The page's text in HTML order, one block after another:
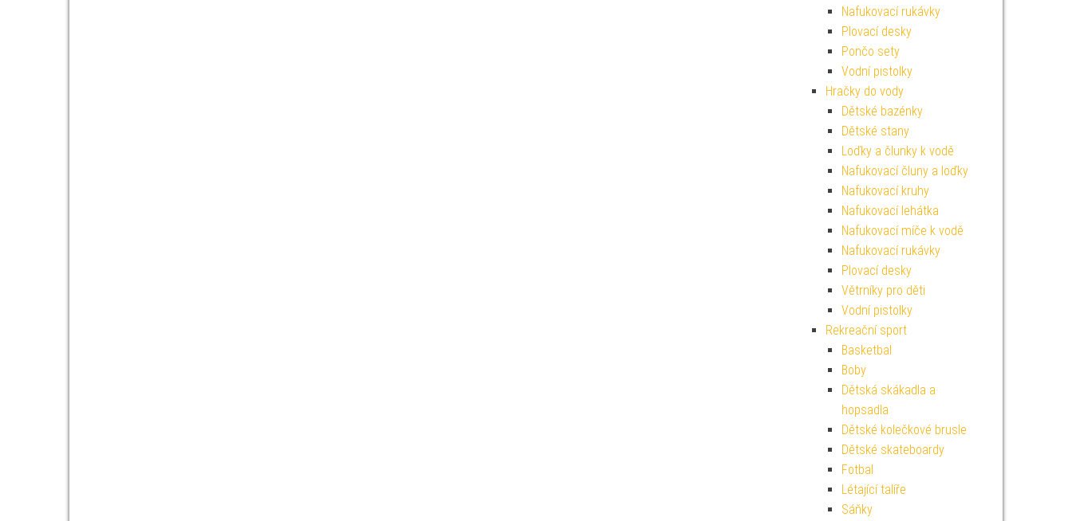
Nafukovací rukávky
Plovací desky
Pončo sety
Vodní pistolky
Hračky do vody
Dětské bazénky
Dětské stany
Loďky a člunky k vodě
Nafukovací čluny a loďky
Nafukovací kruhy
Nafukovací lehátka
Nafukovací míče k vodě
Nafukovací rukávky
Plovací desky
Větrníky pro děti
Vodní pistolky
Rekreační sport
Basketbal
Boby
Dětská skákadla a
hopsadla
Dětské kolečkové brusle
Dětské skateboardy
Fotbal
Létající talíře
Sáňky